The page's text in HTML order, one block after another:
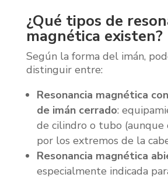
¿Qué tipos de
magnética existen?
Según la forma del imán,
distinguir entre:
Resonancia magnética
de imán cerrado:
de cilindro o tubo (aunque
por los extremos de la
Resonancia magnética
especialmente indicada